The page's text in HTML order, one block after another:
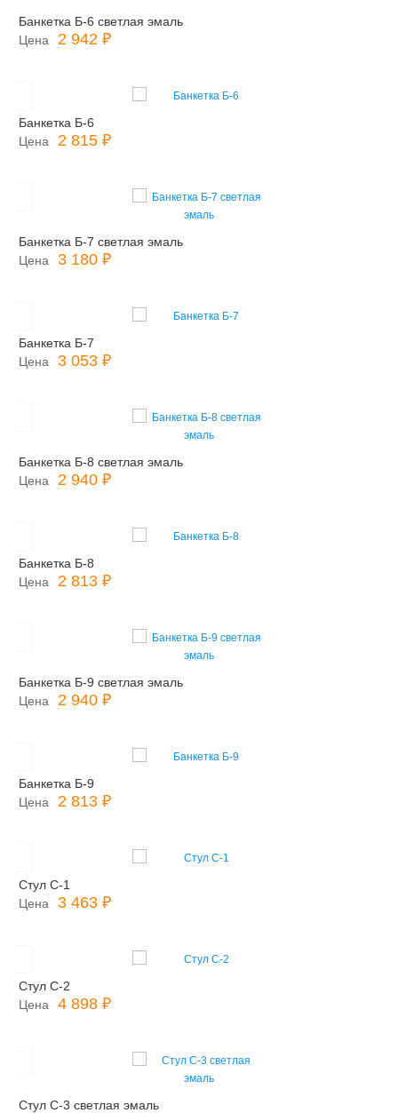
Банкетка Б-6 светлая эмаль
Цена
2 942 ₽
Банкетка Б-6
Цена
2 815 ₽
Банкетка Б-7 светлая эмаль
Цена
3 180 ₽
Банкетка Б-7
Цена
3 053 ₽
Банкетка Б-8 светлая эмаль
Цена
2 940 ₽
Банкетка Б-8
Цена
2 813 ₽
Банкетка Б-9 светлая эмаль
Цена
2 940 ₽
Банкетка Б-9
Цена
2 813 ₽
Стул С-1
Цена
3 463 ₽
Стул С-2
Цена
4 898 ₽
Стул С-3 светлая эмаль